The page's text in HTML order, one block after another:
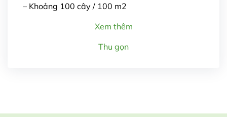
– Khoảng 100 cây / 100 m2
Xem thêm
Thu gọn